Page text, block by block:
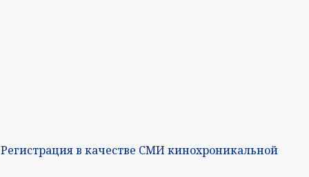
в качестве СМИ кинохроникальной